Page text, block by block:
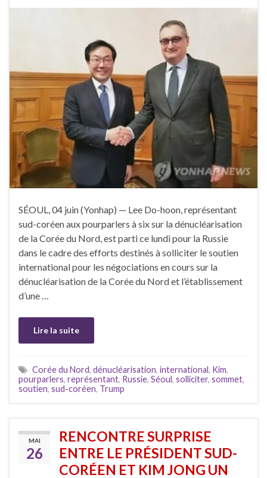
SÉOUL, 04 juin (Yonhap) — Lee Do-hoon, représentant
sud-coréen aux pourparlers à six sur la dénucléarisation
de la Corée du Nord, est parti ce lundi pour la Russie
dans le cadre des efforts destinés à solliciter le soutien
international pour les négociations en cours sur la
dénucléarisation de la Corée du Nord et l’établissement
d’une …
Lire la suite
Corée du Nord, dénucléarisation, international , Kim,
pourparlers, représentant, Russie, Séoul , solliciter, sommet,
soutien, sud-coréen, Trump
MAI
26
RENCONTRE SURPRISE
ENTRE LE PRÉSIDENT SUD-
CORÉEN ET KIM JONG UN